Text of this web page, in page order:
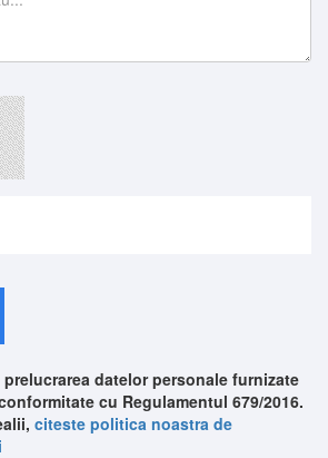
datelor personale furnizate
cu Regulamentul 679/2016.
citeste politica noastra de